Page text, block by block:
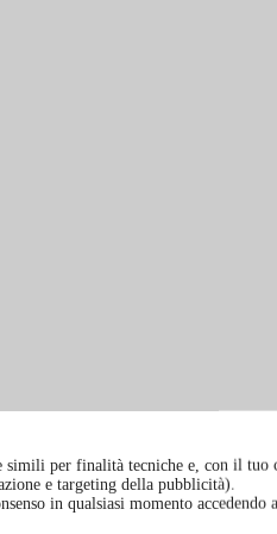
per finalità tecniche e, con il tuo
e targeting della pubblicità).
in qualsiasi momento accedendo